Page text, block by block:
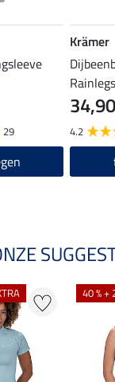
29
Krämer
Rainlegs
4.2
40 % +